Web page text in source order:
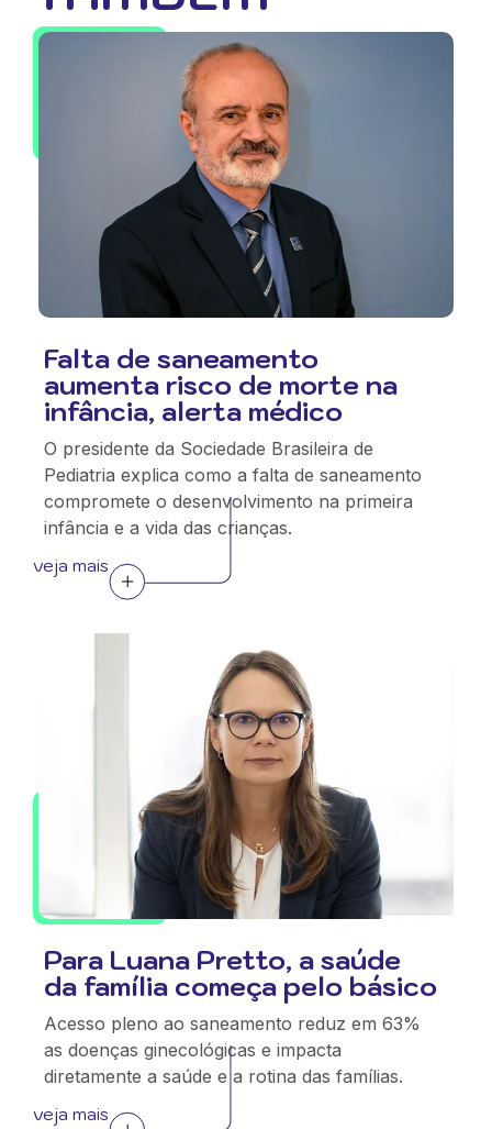
Falta de saneamento
aumenta risco de morte na
infância, alerta médico
O presidente da Sociedade Brasileira de
Pediatria explica como a falta de saneamento
compromete o desenvolvimento na primeira
infância e a vida das crianças.
veja mais
Para Luana Pretto, a saúde
da família começa pelo básico
Acesso pleno ao saneamento reduz em 63%
as doenças ginecológicas e impacta
diretamente a saúde e a rotina das famílias.
veja mais